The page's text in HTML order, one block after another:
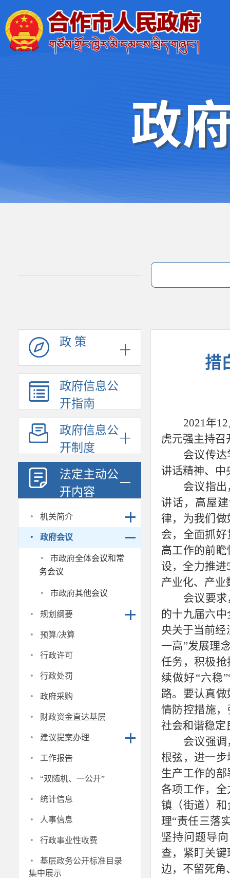
政 策
政府信息公
开指南
政府信息公
开制度
法定主动公
开内容
· 机关简介
· 政府会议
·
市政府全体会议和常
务会议
· 市政府其他会议
· 规划纲要
· 预算/决算
· 行政许可
· 行政处罚
· 政府采购
· 财政资金直达基层
· 建议提案办理
· 工作报告
· “双随机、一公开”
· 统计信息
· 人事信息
· 行政事业性收费
·
基层政务公开标准目录
集中展示
措
2021年
虎元强主持召
会议传
讲话精神、中
会议指
讲话，高屋
律，为我们
会，全面抓
高工作的前
设，全力推进
产业化、产业
会议要
的十九届六
央关于当前
一高”发展理
任务，积极
续做好“六稳
路。要认真
情防控措施
社会和谐稳定
会议强
根弦，进一
生产工作的
各项工作，
镇（街道）
理“责任三落
坚持问题导
查，紧盯关
边，不留死角